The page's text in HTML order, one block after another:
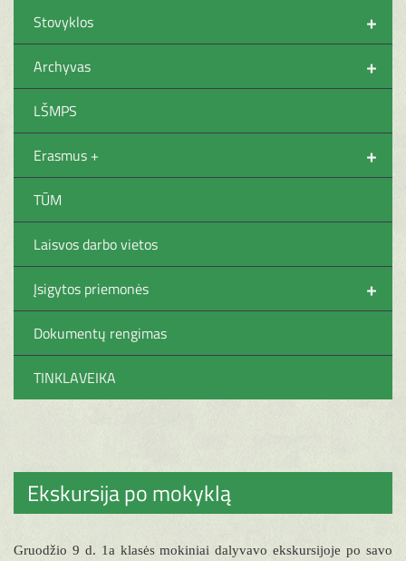
+
Stovyklos
+
Archyvas
LŠMPS
+
Erasmus +
TŪM
Laisvos darbo vietos
+
Įsigytos priemonės
Dokumentų rengimas
TINKLAVEIKA
Ekskursija po mokyklą
Gruodžio 9 d. 1a klasės mokiniai dalyvavo ekskursijoje po savo